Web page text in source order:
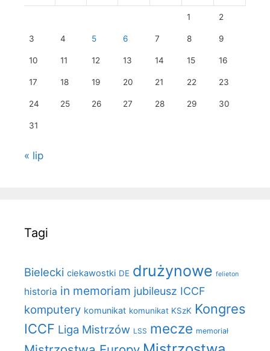
1 2
3 4 5 6 7 8 9
10 11 12 13 14 15 16
17 18 19 20 21 22 23
24 25 26 27 28 29 30
31
« lip
Tagi
Bielecki ciekawostki DE drużynowe felieton
historia in memoriam jubileusz ICCF
komputery komunikat komunikat KSzK Kongres
ICCF Liga Mistrzów LSS mecze memoriał